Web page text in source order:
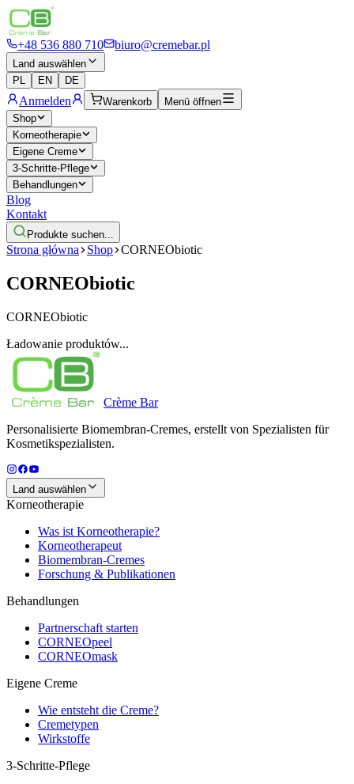
+48 536 880 710 biuro@cremebar.pl
Land auswählen
PL
EN DE
Anmelden Warenkorb
Menü öffnen
Shop
Korneotherapie
Eigene Creme
3-Schritte-Pflege
Behandlungen
Blog
Kontakt
Produkte suchen...
Strona główna Shop CORNEObiotic
CORNEObiotic
CORNEObiotic
Ładowanie produktów...
Crème Bar
Personalisierte Biomembran-Cremes, erstellt von Spezialisten für
Kosmetikspezialisten.
Land auswählen
Korneotherapie
Was ist Korneotherapie?
Korneotherapeut
Biomembran-Cremes
Forschung & Publikationen
Behandlungen
Partnerschaft starten
CORNEOpeel
CORNEOmask
Eigene Creme
Wie entsteht die Creme?
Cremetypen
Wirkstoffe
3-Schritte-Pflege